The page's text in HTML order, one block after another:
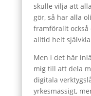
skulle vilja att
gör, så har alla
framförallt också
alltid helt
Men i det här
mig till att dela
digitala
yrkesmässigt,